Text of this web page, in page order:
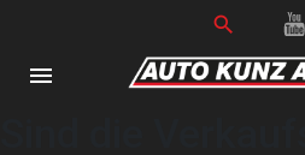
menu
Ricerca per:
search